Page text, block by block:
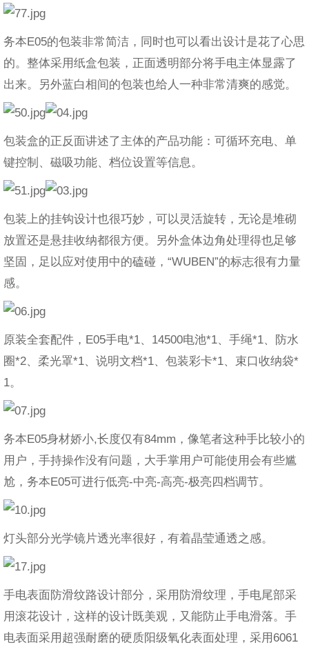
务本E05的包装非常简洁，同时也可以看出设计是花了心思
的。整体采用纸盒包装，正面透明部分将手电主体显露了
出来。另外蓝白相间的包装也给人一种非常清爽的感觉。
包装盒的正反面讲述了主体的产品功能：可循环充电、单
键控制、磁吸功能、档位设置等信息。
包装上的挂钩设计也很巧妙，可以灵活旋转，无论是堆砌
放置还是悬挂收纳都很方便。另外盒体边角处理得也足够
坚固，足以应对使用中的磕碰，“WUBEN”的标志很有力量
感。
原装全套配件，E05手电*1、14500电池*1、手绳*1、防水
圈*2、柔光罩*1、说明文档*1、包装彩卡*1、束口收纳袋*
1。
务本E05身材娇小,长度仅有84mm，像笔者这种手比较小的
用户，手持操作没有问题，大手掌用户可能使用会有些尴
尬，务本E05可进行低亮-中亮-高亮-极亮四档调节。
灯头部分光学镜片透光率很好，有着晶莹通透之感。
手电表面防滑纹路设计部分，采用防滑纹理，手电尾部采
用滚花设计，这样的设计既美观，又能防止手电滑落。手
电表面采用超强耐磨的硬质阳级氧化表面处理，采用6061